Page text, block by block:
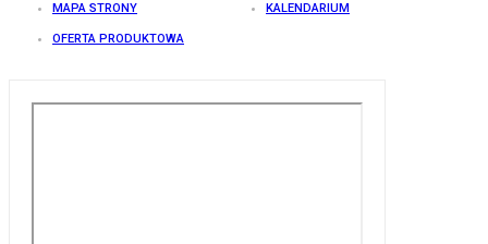
MAPA STRONY KALENDARIUM
OFERTA PRODUKTOWA